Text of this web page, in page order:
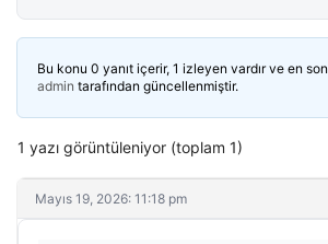
Bu konu 0 yanıt içerir, 1 izleyen vardır ve en son
admin tarafından güncellenmiştir.
1 yazı görüntüleniyor (toplam 1)
Mayıs 19, 2026: 11:18 pm